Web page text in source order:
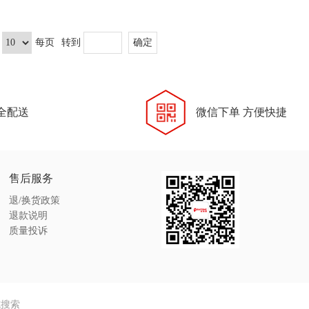
每页 转到
配送 微信下单 方便快捷
售后服务
退/换货政策
退款说明
质量投诉
索